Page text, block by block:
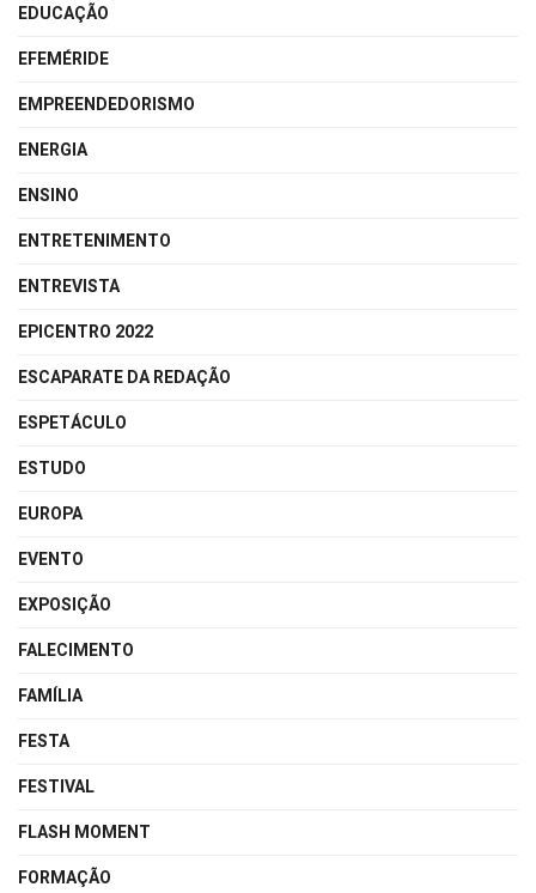
EDUCAÇÃO
EFEMÉRIDE
EMPREENDEDORISMO
ENERGIA
ENSINO
ENTRETENIMENTO
ENTREVISTA
EPICENTRO 2022
ESCAPARATE DA REDAÇÃO
ESPETÁCULO
ESTUDO
EUROPA
EVENTO
EXPOSIÇÃO
FALECIMENTO
FAMÍLIA
FESTA
FESTIVAL
FLASH MOMENT
FORMAÇÃO